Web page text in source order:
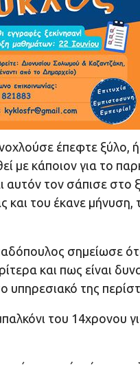
έπεφτε ξύλο,
με κάποιον για το
τον σάπισε στο
και του έκανε μήνυση,
σημείωσε ότι
και πως είναι
υπηρεσιακό της
του 14χρονου